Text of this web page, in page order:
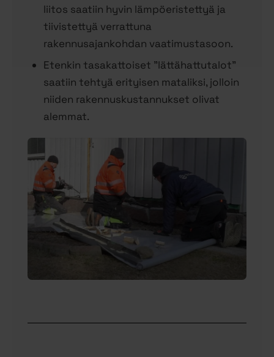
liitos saatiin hyvin lämpöeristettyä ja
tiivistettyä verrattuna
rakennusajankohdan vaatimustasoon.
Etenkin tasakattoiset ”lättähattutalot”
saatiin tehtyä erityisen mataliksi, jolloin
niiden rakennuskustannukset olivat
alemmat.